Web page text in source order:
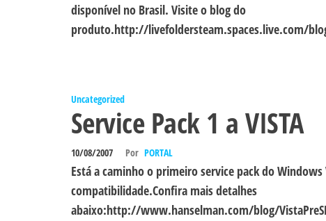
disponível no Brasil. Visite o blog do
produto.http://livefoldersteam.spaces.live.com/
Uncategorized
Service Pack 1 a VISTA
10/08/2007 Por PORTAL
Está a caminho o primeiro service pack do
compatibilidade.Confira mais detalhes
abaixo:http://www.hanselman.com/blog/